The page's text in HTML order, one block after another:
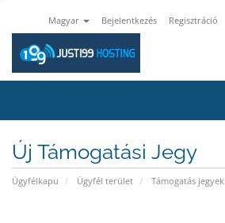
Magyar Bejelentkezés Regisztráció
Új Támogatási Jegy
Ügyfélkapu Ügyfél terület Támogatás jegyek